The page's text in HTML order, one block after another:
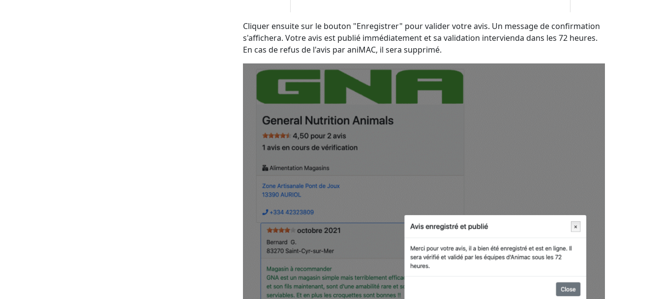
Cliquer ensuite sur le bouton "Enregistrer" pour valider votre avis. Un message de confirmation
s'affichera. Votre avis est publié immédiatement et sa validation intervienda dans les 72 heures.
En cas de refus de l'avis par aniMAC, il sera supprimé.